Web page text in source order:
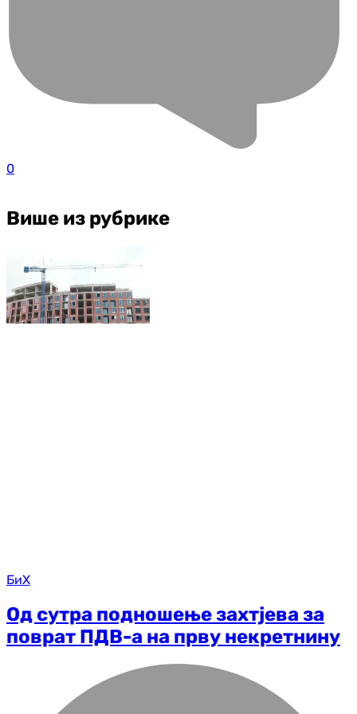
0
Више из рубрике
БиХ
Од сутра подношење захтјева за
поврат ПДВ-а на прву некретнину